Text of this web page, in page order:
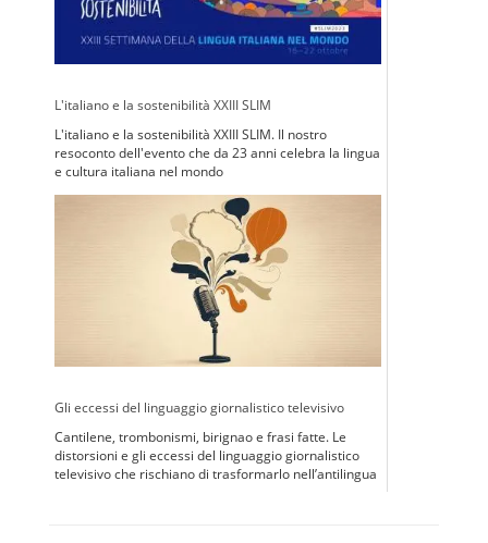
L'italiano e la sostenibilità XXIII SLIM
L'italiano e la sostenibilità XXIII SLIM. Il nostro
resoconto dell'evento che da 23 anni celebra la lingua
e cultura italiana nel mondo
Gli eccessi del linguaggio giornalistico televisivo
Cantilene, trombonismi, birignao e frasi fatte. Le
distorsioni e gli eccessi del linguaggio giornalistico
televisivo che rischiano di trasformarlo nell’antilingua